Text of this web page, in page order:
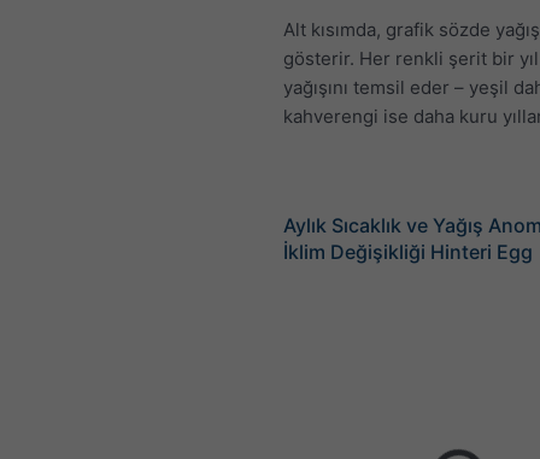
Alt kısımda, grafik sözde
gösterir. Her renkli şerit bir
yağışını temsil eder – yeşil
kahverengi ise daha kuru
Aylık Sıcaklık ve Yağış
İklim Değişikliği Hinteri Egg